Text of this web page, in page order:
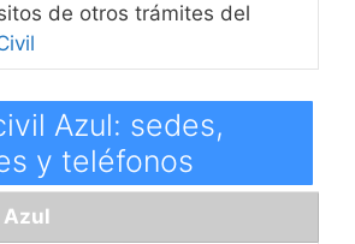
de otros trámites del
Azul: sedes,
y teléfonos
Azul